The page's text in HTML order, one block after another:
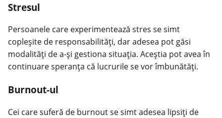
Stresul
Persoanele care experimentează stres se simt
copleșite de responsabilități, dar adesea pot găsi
modalități de a-și gestiona situația. Aceștia pot avea în
continuare speranța că lucrurile se vor îmbunătăți.
Burnout-ul
Cei care suferă de burnout se simt adesea lipsiți de